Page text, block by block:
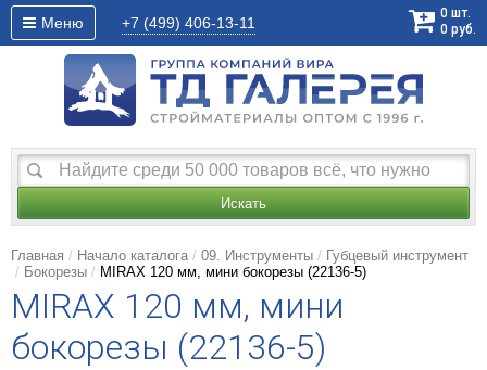
Меню +7 (499) 406-13-11
0 шт.
0 руб.
Искать
Главная Начало каталога 09. Инструменты
Губцевый инструмент
Бокорезы
MIRAX 120 мм, мини бокорезы (22136-5)
MIRAX 120 мм, мини
бокорезы (22136-5)